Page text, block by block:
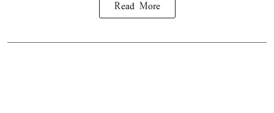
Read More